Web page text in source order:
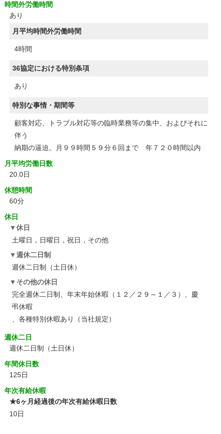
時間外労働時間
あり
月平均時間外労働時間
4時間
36協定における特別条項
あり
特別な事情・期間等
顧客対応、トラブル対応等の臨時業務等の集中、およびそれに
伴う
納期の逼迫。月９９時間５９分６回まで 年７２０時間以内
月平均労働日数
20.0日
休憩時間
60分
休日
休日
土曜日，日曜日，祝日，その他
週休二日制
週休二日制（土日休）
その他の休日
完全週休二日制、年末年始休暇（１２／２９～１／３）、慶
弔休暇
、各種特別休暇あり（当社規定）
週休二日
週休二日制（土日休）
年間休日数
125日
年次有給休暇
★6ヶ月経過後の年次有給休暇日数
10日